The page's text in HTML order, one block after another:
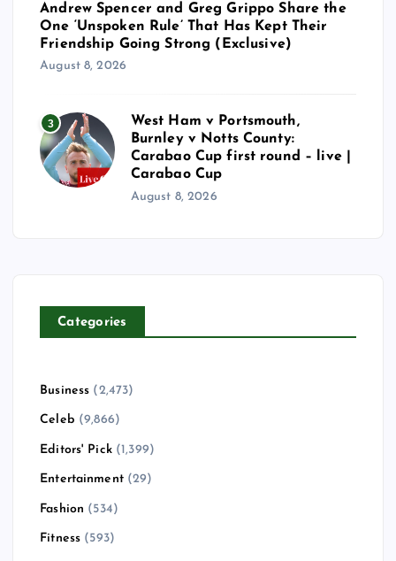
Andrew Spencer and Greg Grippo Share the
One ‘Unspoken Rule’ That Has Kept Their
Friendship Going Strong (Exclusive)
August 8, 2026
3
West Ham v Portsmouth,
Burnley v Notts County:
Carabao Cup first round – live |
Carabao Cup
August 8, 2026
Categories
Business (2,473)
Celeb (9,866)
Editors' Pick(1,399)
Entertainment(29)
Fashion (534)
Fitness (593)